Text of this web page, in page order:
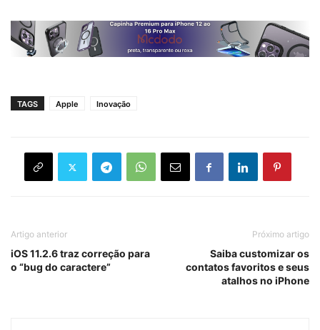
TAGS Apple Inovação
Artigo anterior
iOS 11.2.6 traz correção para
o “bug do caractere”
Próximo artigo
Saiba customizar os
contatos favoritos e seus
atalhos no iPhone